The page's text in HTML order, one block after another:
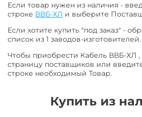
Если товар нужен из наличия -
строке ВВБ-ХЛ и выберите
Если хотите купить "под заказ" -
список из 1 заводов-изготовителей.
Чтобы приобрести Кабель ВВБ-ХЛ ,
страницу поставщиков или
строке необходимый Товар.
Купить из